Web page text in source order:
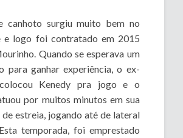
canhoto surgiu muito bem no
e logo foi contratado em 2015
Quando se esperava um
para ganhar experiência, o ex-
Kenedy pra jogo e o
por muitos minutos em sua
estreia, jogando até de lateral
temporada, foi emprestado